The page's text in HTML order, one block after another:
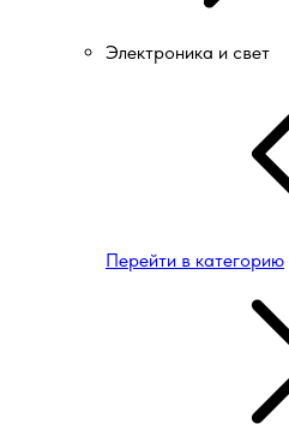
Электроника и свет
Перейти в категорию